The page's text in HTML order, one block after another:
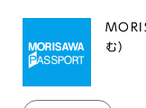
む）